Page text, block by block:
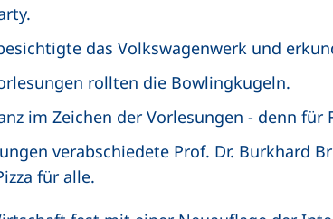
das Volkswagenwerk und
rollten die Bowlingkugeln.
im Zeichen der Vorlesungen - denn
verabschiedete Prof. Dr. Burkhard
für alle.